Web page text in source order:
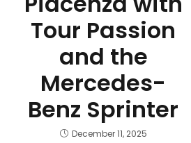
Tour Passion
and the
Mercedes-
Benz Sprinter
December 11, 2025